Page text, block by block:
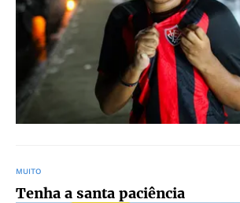
MUITO
Tenha a santa paciência